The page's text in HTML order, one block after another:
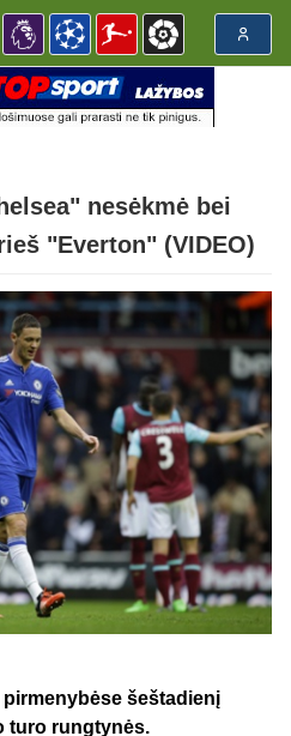
nesėkmė bei
"Everton" (VIDEO)
šeštadienį
turo rungtynės.